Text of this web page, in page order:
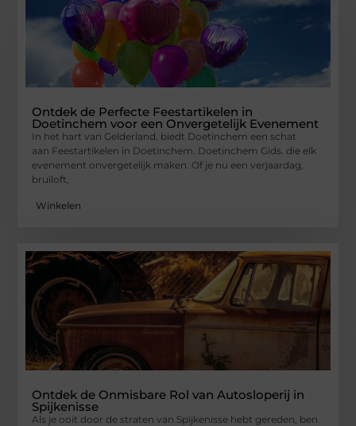
Ontdek de Perfecte Feestartikelen in
Doetinchem voor een Onvergetelijk Evenement
In het hart van Gelderland, biedt Doetinchem een schat
aan Feestartikelen in Doetinchem. Doetinchem Gids. die elk
evenement onvergetelijk maken. Of je nu een verjaardag,
bruiloft,
Winkelen
Ontdek de Onmisbare Rol van Autosloperij in
Spijkenisse
Als je ooit door de straten van Spijkenisse hebt gereden, ben